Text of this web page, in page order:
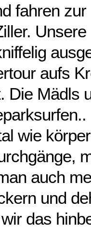
fahren
aufs
Die Mädls
wie
auch
und
das